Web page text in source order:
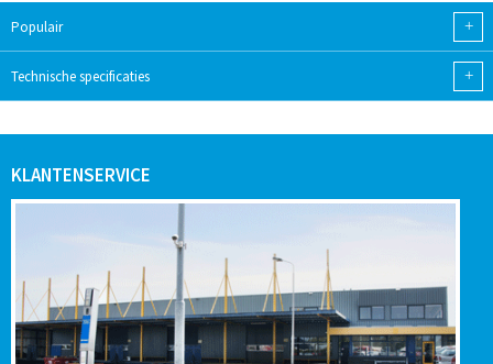
Populair +
Technische specificaties +
KLANTENSERVICE